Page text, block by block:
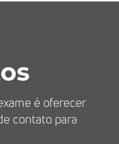
é oferecer
contato para